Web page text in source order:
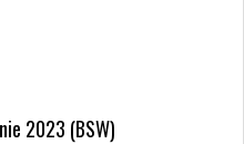
2023 (BSW)